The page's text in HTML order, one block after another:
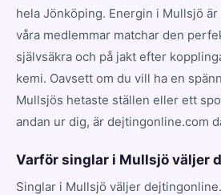
hela Jönköping. Energin i Mullsjö
våra medlemmar matchar den
självsäkra och på jakt efter
kemi. Oavsett om du vill ha en
Mullsjös hetaste ställen eller ett
andan ur dig, är dejtingonline.com
Varför singlar i Mullsjö väljer
Singlar i Mullsjö väljer